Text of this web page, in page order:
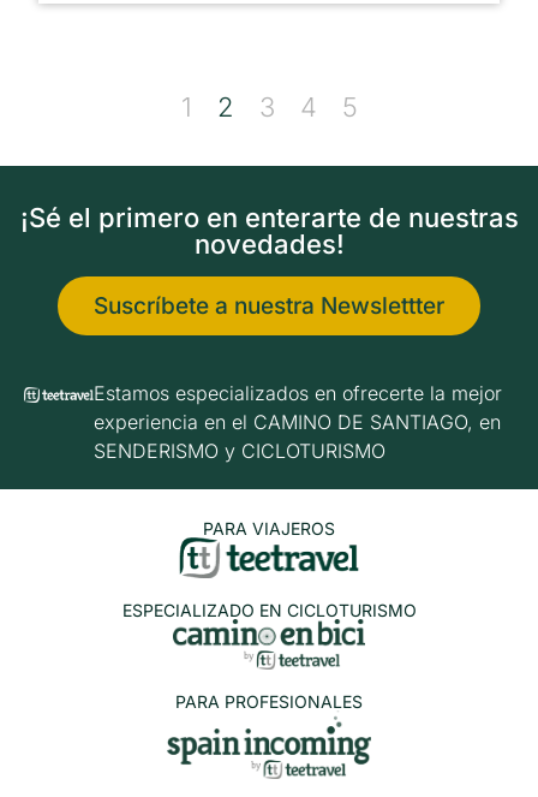
1 2 3 4 5
¡Sé el primero en enterarte de nuestras
novedades!
Suscríbete a nuestra Newslettter
Estamos especializados en ofrecerte la mejor
experiencia en el CAMINO DE SANTIAGO, en
SENDERISMO y CICLOTURISMO
PARA VIAJEROS
ESPECIALIZADO EN CICLOTURISMO
PARA PROFESIONALES